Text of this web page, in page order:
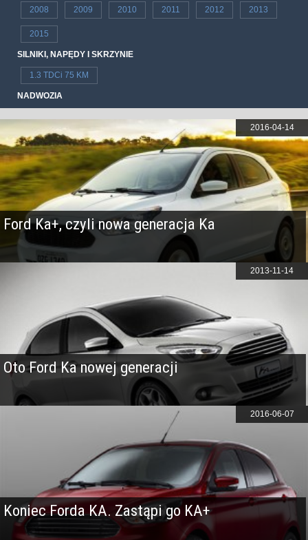
2008 2009 2010 2011 2012 2013
2015
SILNIKI, NAPĘDY I SKRZYNIE
1.3 TDCi 75 KM
NADWOZIA
Ford Ka+, czyli nowa generacja Ka
2016-04-14
Oto Ford Ka nowej generacji
2013-11-14
Koniec Forda KA. Zastąpi go KA+
2016-06-07